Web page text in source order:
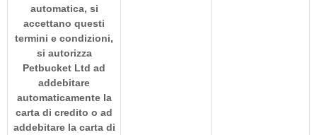
automatica, si
accettano questi
termini e condizioni,
si autorizza
Petbucket Ltd ad
addebitare
automaticamente la
carta di credito o ad
addebitare la carta di